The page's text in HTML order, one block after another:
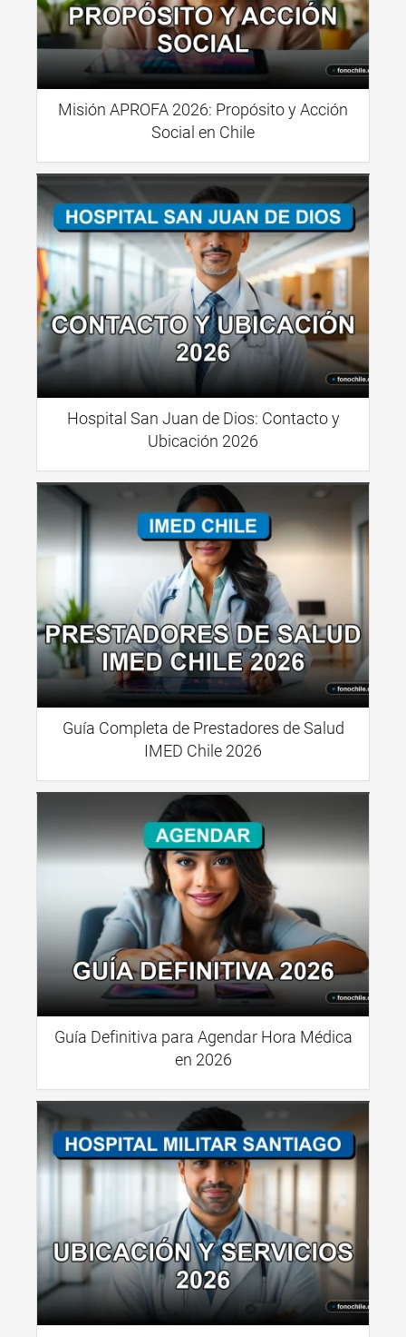
Misión APROFA 2026: Propósito y Acción
Social en Chile
Hospital San Juan de Dios: Contacto y
Ubicación 2026
Guía Completa de Prestadores de Salud
IMED Chile 2026
Guía Definitiva para Agendar Hora Médica
en 2026